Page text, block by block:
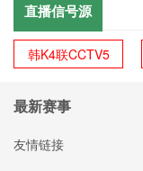
直播信号源
韩K4联CCTV5
最新赛事
友情链接